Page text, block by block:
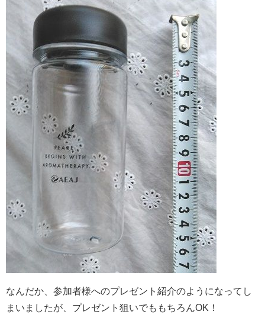
なんだか、参加者様へのプレゼント紹介のようになってし
まいましたが、プレゼント狙いでももちろんOK！